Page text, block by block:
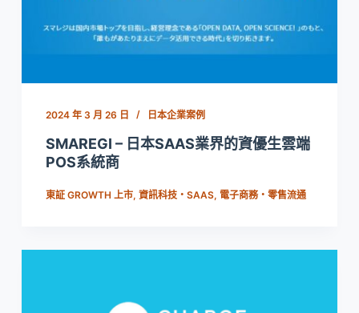
2024 年 3 月 26 日 日本企業案例
SMAREGI – 日本SAAS業界的資優生雲端
POS系統商
東証 GROWTH 上市, 資訊科技・SAAS, 電子商務・零售流通